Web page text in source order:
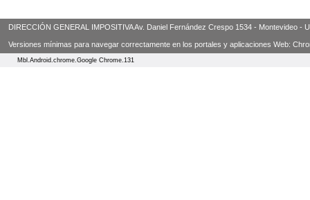
DIRECCIÓN GENERAL IMPOSITIVA Av. Daniel Fernández Crespo 1534 - Montevideo -
Versiones mínimas para navegar correctamente en los portales y aplicaciones Web:
Mbl.Android.chrome.Google Chrome.131